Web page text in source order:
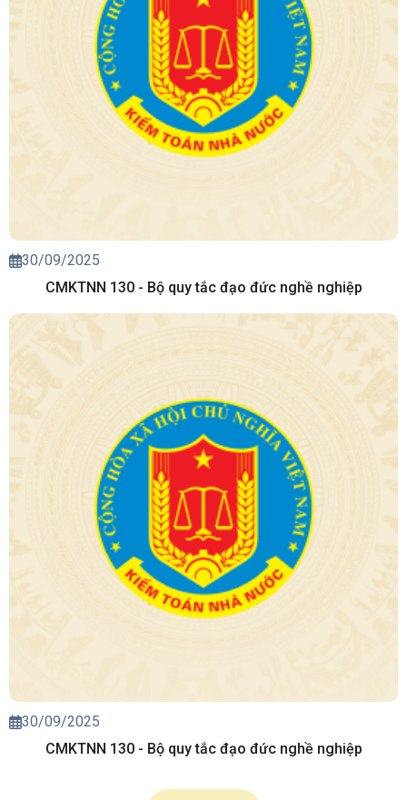
30/09/2025
CMKTNN 130 - Bộ quy tắc đạo đức nghề nghiệp
30/09/2025
CMKTNN 130 - Bộ quy tắc đạo đức nghề nghiệp